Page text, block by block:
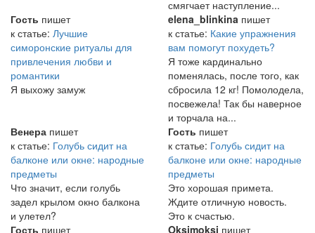
смягчает наступление...
Гость пишет
к статье: Лучшие
симоронские ритуалы для
привлечения любви и
романтики
Я выхожу замуж
elena_blinkina пишет
к статье: Какие упражнения
вам помогут похудеть?
Я тоже кардинально
поменялась, после того, как
сбросила 12 кг! Помолодела,
посвежела! Так бы наверное
и торчала на...
Венера пишет
к статье: Голубь сидит на
балконе или окне: народные
предметы
Что значит, если голубь
задел крылом окно балкона
и улетел?
Гость пишет
к статье: Голубь сидит на
балконе или окне: народные
предметы
Это хорошая примета.
Ждите отличную новость.
Это к счастью.
Гость пишет
Oksimoksi пишет